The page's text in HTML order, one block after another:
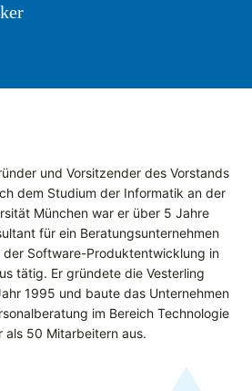
und Vorsitzender des Vorstands
dem Studium der Informatik an der
München war er über 5 Jahre
für ein Beratungsunternehmen
der Software-Produkt­entwicklung in
tätig. Er gründete die Vesterling
1995 und baute das Unternehmen
im Bereich Technologie
als 50 Mitarbeitern aus.